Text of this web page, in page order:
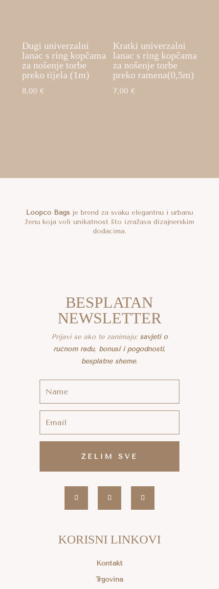
Dugi univerzalni
lanac s ring kopčama
za nošenje torbe
preko tijela (1m)
8,00 €
Kratki univerzalni
lanac s ring kopčama
za nošenje torbe
preko ramena(0,5m)
7,00€
Loopco Bagsje brend za svaku elegantnu i urbanu
ženu koja voli unikatnost što izražava dizajnerskim
dodacima.
BESPLATAN
NEWSLETTER
Prijavi se ako te zanimaju: savjeti o
ručnom radu, bonusi i pogodnosti,
besplatne sheme.
ŽELIM SVE
KORISNI LINKOVI
Kontakt
Trgovina